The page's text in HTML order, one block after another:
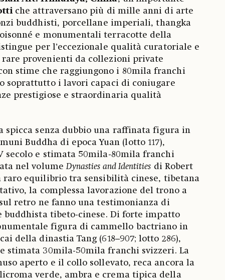
che attraversano più di mille anni di arte
buddhisti, porcellane imperiali, thangka
e monumentali terracotte della
per l’eccezionale qualità curatoriale e
rare provenienti da collezioni private
stime che raggiungono i 80mila franchi
soprattutto i lavori capaci di coniugare
prestigiose e straordinaria qualità
spicca senza dubbio una raffinata figura in
Buddha di epoca Yuan (lotto 117),
secolo e stimata 50mila-80mila franchi
nel volumeDynasties and Identities di Robert
raro equilibrio tra sensibilità cinese, tibetana
la complessa lavorazione del trono a
retro ne fanno una testimonianza di
buddhista tibeto-cinese. Di forte impatto
figura di cammello bactriano in
della dinastia Tang (618–907; lotto 286),
stimata 30mila-50mila franchi svizzeri. La
aperto e il collo sollevato, reca ancora la
verde, ambra e crema tipica della